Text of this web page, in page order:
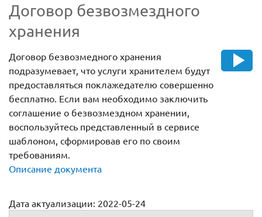
Договор безвозмездного
хранения
Договор безвозмедного хранения
подразумевает, что услуги хранителем будут
предоставляться поклажедателю совершенно
бесплатно. Если вам необходимо заключить
соглашение о безвозмездном хранении,
воспользуйтесь представленный в сервисе
шаблоном, сформировав его по своим
требованиям.
Описание документа
Дата актуализации: 2022-05-24